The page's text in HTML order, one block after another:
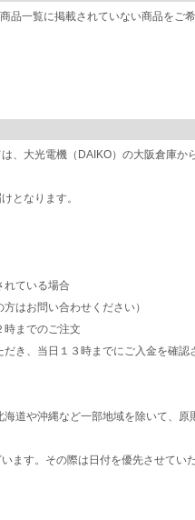
品一覧に掲載されていない商品をご
大光電機（DAIKO）の大阪倉庫か
となります。
ている場合
はお問い合わせください）
までのご注文
き、当日１３時までにご入金を確認
道や沖縄など一部地域を除いて、原
ます。その際は日付を優先させてい